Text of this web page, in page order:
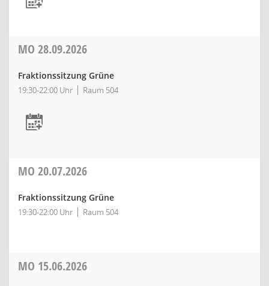
MO 28.09.2026
Fraktionssitzung Grüne
19:30-22:00 Uhr Raum 504
MO 20.07.2026
Fraktionssitzung Grüne
19:30-22:00 Uhr Raum 504
MO 15.06.2026